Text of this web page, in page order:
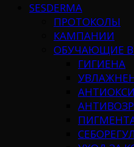
SESDERMA
ПРОТОКОЛЫ
КАМПАНИИ
ОБУЧАЮЩИЕ
ГИГИЕНА